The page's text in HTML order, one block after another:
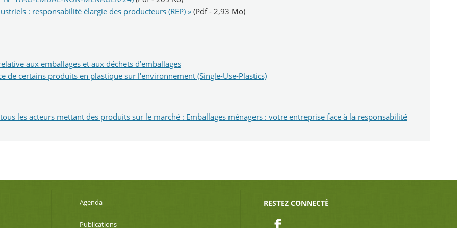
: responsabilité élargie des producteurs (REP) » (Pdf - 2,93 Mo)
aux emballages et aux déchets d’emballages
certains produits en plastique sur l'environnement (Single-Use-Plastics)
les acteurs mettant des produits sur le marché : Emballages ménagers : votre entreprise face à la responsabilité
Agenda
Publications
RESTEZ CONNECTÉ